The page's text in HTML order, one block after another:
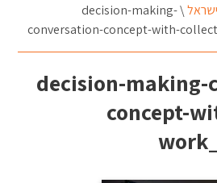
\
decision-making-
conversation-concept-with-
decision-making-
concept-